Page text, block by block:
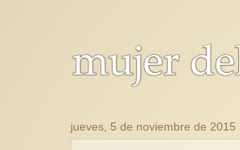
jueves, 5 de noviembre de 2015